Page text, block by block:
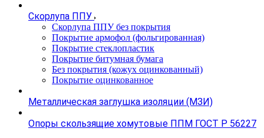
Скорлупа ППУ
Скорлупа ППУ без покрытия
Покрытие армофол (фольгированная)
Покрытие стеклопластик
Покрытие битумная бумага
Без покрытия (кожух оцинкованный)
Покрытие оцинкованное
Металлическая заглушка изоляции (МЗИ)
Опоры скользящие хомутовые ППМ ГОСТ Р 56227